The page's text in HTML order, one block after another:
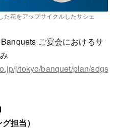
た花をアップサイクルしたサシェ
ご宴会におけるサ
j/tokyo/banquet/plan/
担当）